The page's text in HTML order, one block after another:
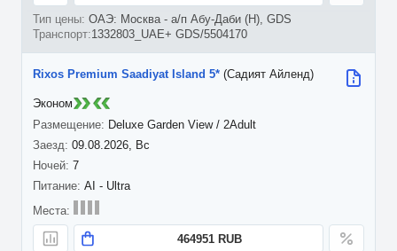
ОАЭ: Москва - а/п Абу-Даби (H), GDS
1332803_UAE+ GDS/5504170
09.08.2026, Вс
7
Rixos Premium Saadiyat Island 5* (Садият Айленд)
Deluxe Garden View / 2Adult
AI - Ultra
464951 RUB
Эконом